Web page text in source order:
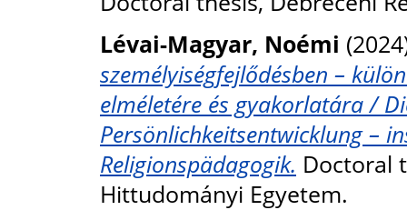
Lévai-Magyar, Noémi
személyiségfejlődésben –
elméletére és gyakorlatára /
Persönlichkeitsentwicklung –
Religionspädagogik. Doctoral
Hittudományi Egyetem.